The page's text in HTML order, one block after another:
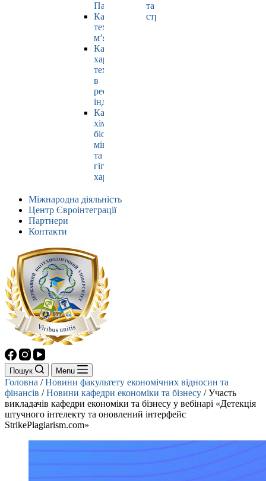
Павлюк
Кафедра
технології
м’яса
Кафедра
харчових
технологій
в
ресторанній
індустрії
Кафедра
хімії,
біохімії,
мікробіології
та
гігієни
харчування
та
страхування
Міжнародна діяльність
Центр Євроінтеграції
Партнери
Контакти
Пошук Menu
Головна /Новини факультету економічних відносин та
фінансів /Новини кафедри економіки та бізнесу /Участь
викладачів кафедри економіки та бізнесу у вебінарі «Детекція
штучного інтелекту та оновлений інтерфейс
StrikePlagiarism.com»